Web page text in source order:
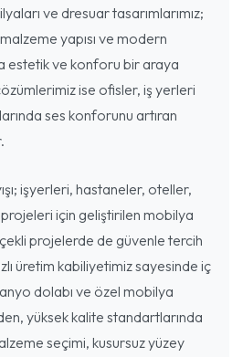
ve dresuar tasarımlarımız;
yapısı ve modern
estetik ve konforu bir araya
ise ofisler, iş yerleri
ses konforunu artıran
işyerleri, hastaneler, oteller,
için geliştirilen mobilya
projelerde de güvenle tercih
üretim kabiliyetimiz sayesinde iç
dolabı ve özel mobilya
yüksek kalite standartlarında
seçimi, kusursuz yüzey